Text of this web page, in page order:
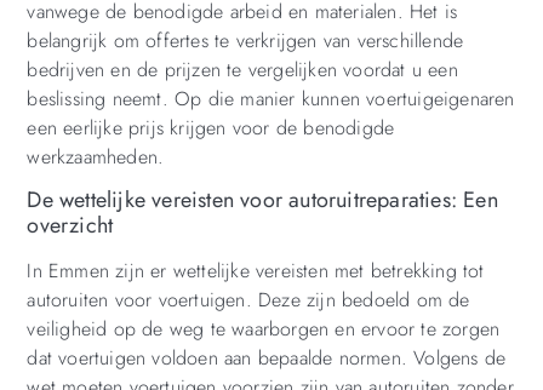
vanwege de benodigde arbeid en materialen. Het is
belangrijk om offertes te verkrijgen van verschillende
bedrijven en de prijzen te vergelijken voordat u een
beslissing neemt. Op die manier kunnen voertuigeigenaren
een eerlijke prijs krijgen voor de benodigde
werkzaamheden.
De wettelijke vereisten voor autoruitreparaties: Een
overzicht
In Emmen zijn er wettelijke vereisten met betrekking tot
autoruiten voor voertuigen. Deze zijn bedoeld om de
veiligheid op de weg te waarborgen en ervoor te zorgen
dat voertuigen voldoen aan bepaalde normen. Volgens de